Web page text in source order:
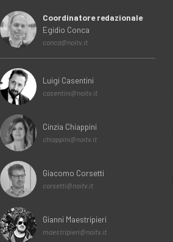
Coordinatore redazionale
Egidio Conca
conca@noitv.it
Luigi Casentini
casentini@noitv.it
Cinzia Chiappini
chiappini@noitv.it
Giacomo Corsetti
corsetti@noitv.it
Gianni Maestripieri
maestripieri@noitv.it